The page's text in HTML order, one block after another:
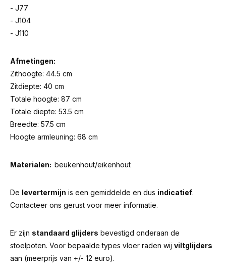
- J77
- J104
- J110
Afmetingen:
Zithoogte: 44.5 cm
Zitdiepte: 40 cm
Totale hoogte: 87 cm
Totale diepte: 53.5 cm
Breedte: 57.5 cm
Hoogte armleuning: 68 cm
Materialen: beukenhout/eikenhout
De levertermijn is een gemiddelde en dus indicatief.
Contacteer ons gerust voor meer informatie.
Er zijn standaard glijders bevestigd onderaan de
stoelpoten. Voor bepaalde types vloer raden wij viltglijders
aan (meerprijs van +/- 12 euro).